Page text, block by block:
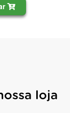
loja